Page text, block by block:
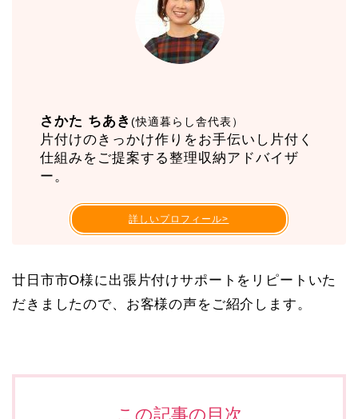
さかた ちあき (快適暮らし舎代表）
片付けのきっかけ作りをお手伝いし片付く
仕組みをご提案する整理収納アドバイザ
ー。
詳しいプロフィール>
廿日市市O様に出張片付けサポートをリピートいた
だきましたので、お客様の声をご紹介します。
この記事の目次